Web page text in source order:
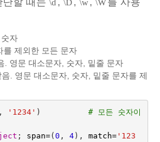
\d \D \w \W
자
를 제외한 모든 문자
. 영문 대소문자, 숫자, 밑줄 문자
음. 영문 대소문자, 숫자, 밑줄 문자를 제
, '1234' )
# 모든 숫자이
; span=(0 , 4), match='123